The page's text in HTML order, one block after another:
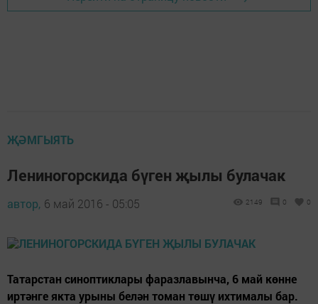
ҖӘМГЫЯТЬ
Лениногорскида бүген җылы булачак
автор, 6 май 2016 - 05:05 2149 0 0
Татарстан синоптиклары фаразлавынча, 6 май көнне
иртәнге якта урыны белән томан төшү ихтималы бар.